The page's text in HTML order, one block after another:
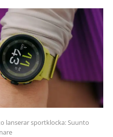
lanserar sportklocka: Suunto